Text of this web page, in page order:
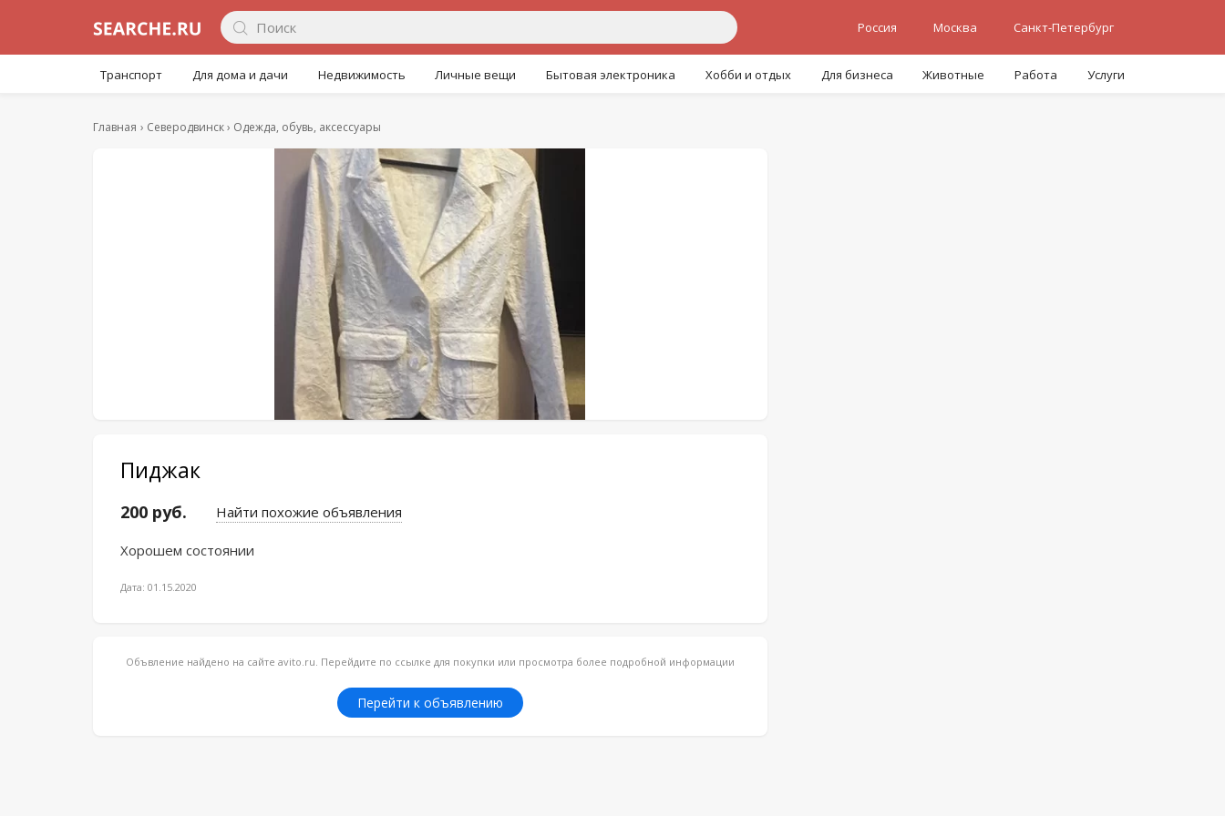
Россия Москва Санкт-Петербург
Транспорт Для дома и дачи Недвижимость Личные вещи Бытовая электроника Хобби и отдых Для бизнеса Животные Работа Услуги
Главная Северодвинск Одежда, обувь, аксессуары
Пиджак
200 руб. Найти похожие объявления
Хорошем состоянии
Дата: 01.15.2020
Объвление найдено на сайте avito.ru. Перейдите по ссылке для покупки или просмотра более подробной информации
Перейти к объявлению